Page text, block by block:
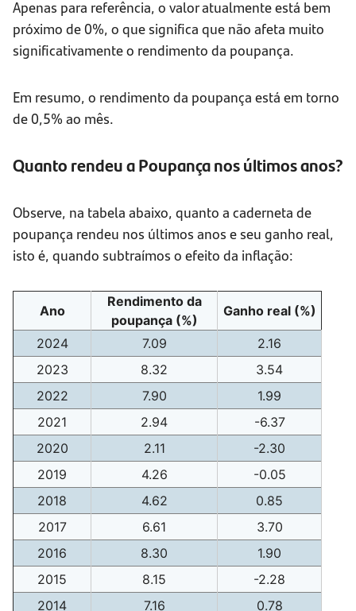
Apenas para referência, o valor atualmente está bem
próximo de 0%, o que significa que não afeta muito
significativamente o rendimento da poupança.
Em resumo, o rendimento da poupança está em torno
de 0,5% ao mês.
Quanto rendeu a Poupança nos últimos anos?
Observe, na tabela abaixo, quanto a caderneta de
poupança rendeu nos últimos anos e seu ganho real,
isto é, quando subtraímos o efeito da inflação:
Ano
Rendimento da
poupança (%)
Ganho real (%)
2024 7.09
2.16
2023
8.32
3.54
2022
7.90
1.99
2021
2.94
-6.37
2020
2.11
-2.30
2019
4.26
-0.05
2018
4.62
0.85
2017
6.61
3.70
2016
8.30
1.90
2015
8.15
-2.28
2014
7.16 0.78